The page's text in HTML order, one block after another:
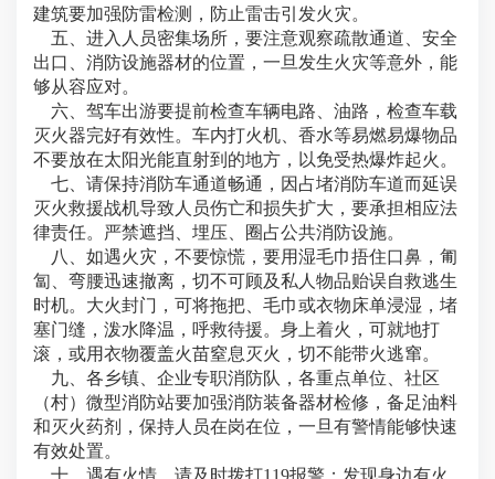
建筑要加强防雷检测，防止雷击引发火灾。
五、进入人员密集场所，要注意观察疏散通道、安全
出口、消防设施器材的位置，一旦发生火灾等意外，能
够从容应对。
六、驾车出游要提前检查车辆电路、油路，检查车载
灭火器完好有效性。车内打火机、香水等易燃易爆物品
不要放在太阳光能直射到的地方，以免受热爆炸起火。
七、请保持消防车通道畅通，因占堵消防车道而延误
灭火救援战机导致人员伤亡和损失扩大，要承担相应法
律责任。严禁遮挡、埋压、圈占公共消防设施。
八、如遇火灾，不要惊慌，要用湿毛巾捂住口鼻，匍
匐、弯腰迅速撤离，切不可顾及私人物品贻误自救逃生
时机。大火封门，可将拖把、毛巾或衣物床单浸湿，堵
塞门缝，泼水降温，呼救待援。身上着火，可就地打
滚，或用衣物覆盖火苗窒息灭火，切不能带火逃窜。
九、各乡镇、企业专职消防队，各重点单位、社区
（村）微型消防站要加强消防装备器材检修，备足油料
和灭火药剂，保持人员在岗在位，一旦有警情能够快速
有效处置。
十、遇有火情，请及时拨打119报警；发现身边有火